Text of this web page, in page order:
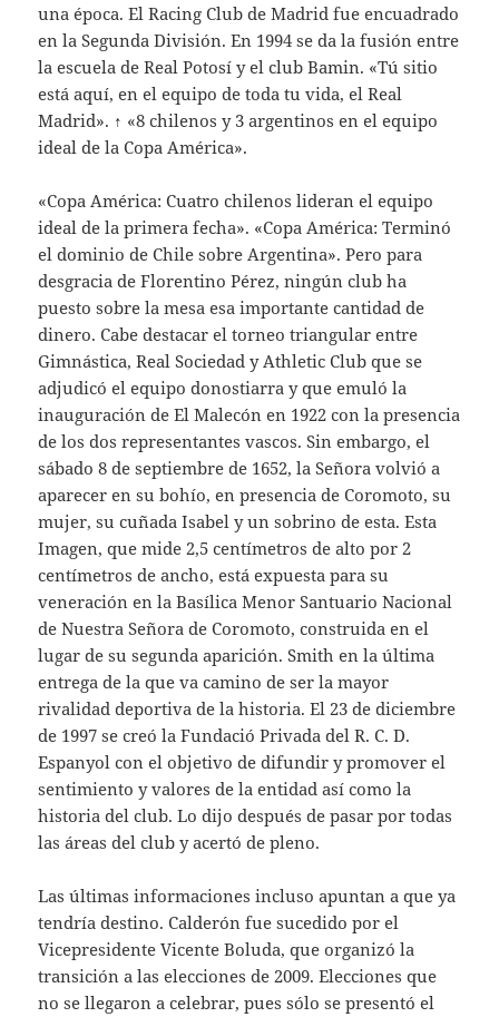
una época. El Racing Club de Madrid fue encuadrado
en la Segunda División. En 1994 se da la fusión entre
la escuela de Real Potosí y el club Bamin. «Tú sitio
está aquí, en el equipo de toda tu vida, el Real
Madrid». ↑ «8 chilenos y 3 argentinos en el equipo
ideal de la Copa América».
«Copa América: Cuatro chilenos lideran el equipo
ideal de la primera fecha». «Copa América: Terminó
el dominio de Chile sobre Argentina». Pero para
desgracia de Florentino Pérez, ningún club ha
puesto sobre la mesa esa importante cantidad de
dinero. Cabe destacar el torneo triangular entre
Gimnástica, Real Sociedad y Athletic Club que se
adjudicó el equipo donostiarra y que emuló la
inauguración de El Malecón en 1922 con la presencia
de los dos representantes vascos. Sin embargo, el
sábado 8 de septiembre de 1652, la Señora volvió a
aparecer en su bohío, en presencia de Coromoto, su
mujer, su cuñada Isabel y un sobrino de esta. Esta
Imagen, que mide 2,5 centímetros de alto por 2
centímetros de ancho, está expuesta para su
veneración en la Basílica Menor Santuario Nacional
de Nuestra Señora de Coromoto, construida en el
lugar de su segunda aparición. Smith en la última
entrega de la que va camino de ser la mayor
rivalidad deportiva de la historia. El 23 de diciembre
de 1997 se creó la Fundació Privada del R. C. D.
Espanyol con el objetivo de difundir y promover el
sentimiento y valores de la entidad así como la
historia del club. Lo dijo después de pasar por todas
las áreas del club y acertó de pleno.
Las últimas informaciones incluso apuntan a que ya
tendría destino. Calderón fue sucedido por el
Vicepresidente Vicente Boluda, que organizó la
transición a las elecciones de 2009. Elecciones que
no se llegaron a celebrar, pues sólo se presentó el